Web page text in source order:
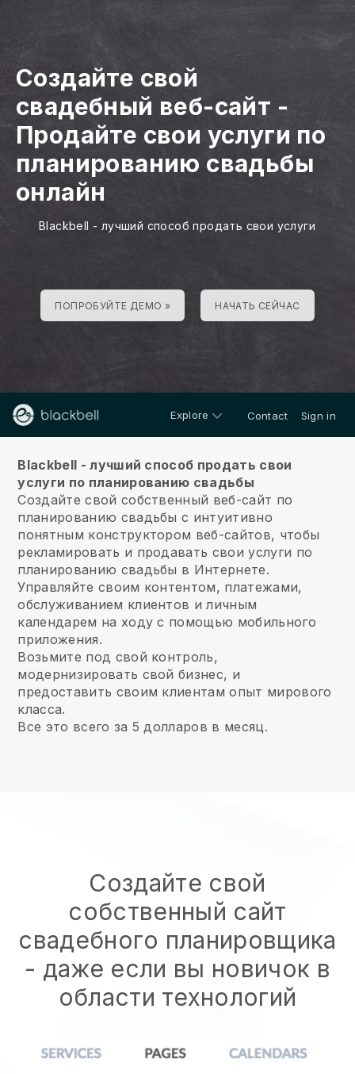
Создайте свой
свадебный веб-сайт -
Продайте свои услуги по
планированию свадьбы
онлайн
Blackbell - лучший способ продать свои услуги
ПОПРОБУЙТЕ ДЕМО » НАЧАТЬ СЕЙЧАС
Explore Contact Sign in
Blackbell - лучший способ продать свои
услуги по планированию свадьбы
Создайте свой собственный веб-сайт по
планированию свадьбы с интуитивно
понятным конструктором веб-сайтов, чтобы
рекламировать и продавать свои услуги по
планированию свадьбы в Интернете.
Управляйте своим контентом, платежами,
обслуживанием клиентов и личным
календарем на ходу с помощью мобильного
приложения.
Возьмите под свой контроль,
модернизировать свой бизнес, и
предоставить своим клиентам опыт мирового
класса.
Все это всего за 5 долларов в месяц.
Создайте свой
собственный сайт
свадебного планировщика
- даже если вы новичок в
области технологий